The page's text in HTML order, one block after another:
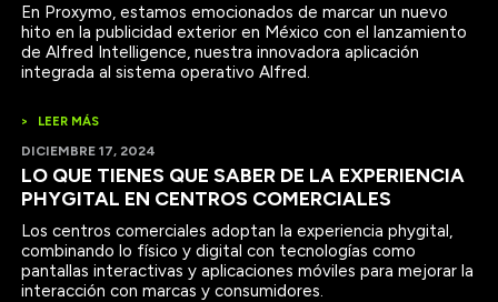
En Proxymo, estamos emocionados de marcar un nuevo
hito en la publicidad exterior en México con el lanzamiento
de Alfred Intelligence, nuestra innovadora aplicación
integrada al sistema operativo Alfred.
>
LEER MÁS
DICIEMBRE 17, 2024
LO QUE TIENES QUE SABER DE LA EXPERIENCIA
PHYGITAL EN CENTROS COMERCIALES
Los centros comerciales adoptan la experiencia phygital,
combinando lo físico y digital con tecnologías como
pantallas interactivas y aplicaciones móviles para mejorar la
interacción con marcas y consumidores.